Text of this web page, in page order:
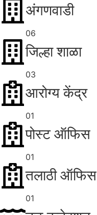
अंगणवाडी
06
जिल्हा शाळा
03
आरोग्य केंद्र
01
पोस्ट ऑफिस
01
तलाठी ऑफिस
01